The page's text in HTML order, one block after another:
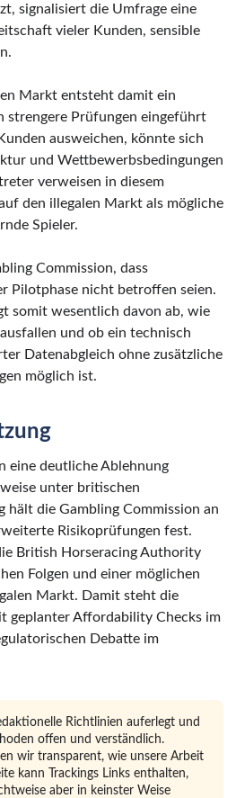
signalisiert die Umfrage eine
vieler Kunden, sensible
Markt entsteht damit ein
strengere Prüfungen eingeführt
ausweichen, könnte sich
und Wettbewerbsbedingungen
verweisen in diesem
den illegalen Markt als mögliche
Spieler.
Commission, dass
Pilotphase nicht betroffen seien.
somit wesentlich davon ab, wie
und ob ein technisch
Datenabgleich ohne zusätzliche
möglich ist.
eine deutliche Ablehnung
unter britischen
hält die Gambling Commission an
Risikoprüfungen fest.
British Horseracing Authority
Folgen und einer möglichen
Markt. Damit steht die
geplanter Affordability Checks im
Debatte im
Richtlinien auferlegt und
offen und verständlich.
wir transparent, wie unsere Arbeit
kann Trackings Links enthalten,
aber in keinster Weise